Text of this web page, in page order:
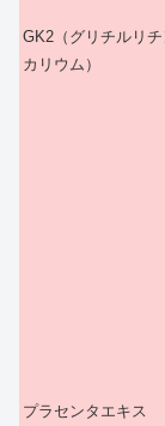
GK2（グリチルリ
カリウム）
プラセンタエキス